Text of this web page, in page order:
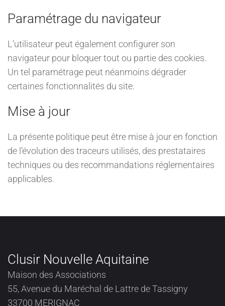
Paramétrage du navigateur
L’utilisateur peut également configurer son
navigateur pour bloquer tout ou partie des cookies.
Un tel paramétrage peut néanmoins dégrader
certaines fonctionnalités du site.
Mise à jour
La présente politique peut être mise à jour en fonction
de l’évolution des traceurs utilisés, des prestataires
techniques ou des recommandations réglementaires
applicables.
Clusir Nouvelle Aquitaine
Maison des Associations
55, Avenue du Maréchal de Lattre de Tassigny
33700 MERIGNAC